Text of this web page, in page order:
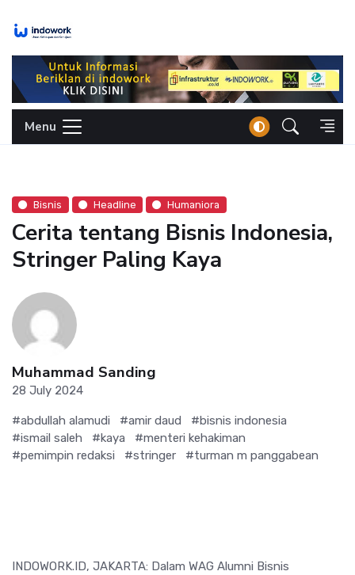
Menu
Bisnis Headline Humaniora
Cerita tentang Bisnis Indonesia,
Stringer Paling Kaya
Muhammad Sanding
28 July 2024
#abdullah alamudi #amir daud
#bisnis indonesia
#ismail saleh
#kaya
#menteri kehakiman
#pemimpin redaksi
#stringer #turman m panggabean
INDOWORK.ID, JAKARTA: Dalam WAG Alumni Bisnis